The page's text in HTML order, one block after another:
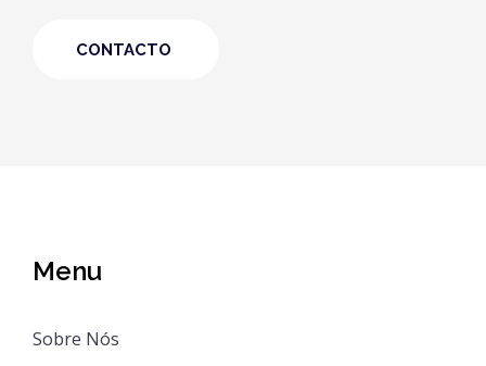
Menu
Sobre Nós
CONTACTO